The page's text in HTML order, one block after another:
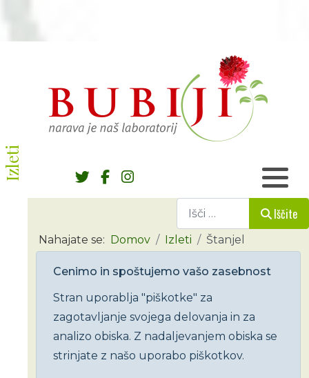
Izleti
Iščite
Nahajate se: Domov Izleti Štanjel
Cenimo in spoštujemo vašo zasebnost
Stran uporablja "piškotke" za
zagotavljanje svojega delovanja in za
analizo obiska. Z nadaljevanjem obiska se
strinjate z našo uporabo piškotkov.